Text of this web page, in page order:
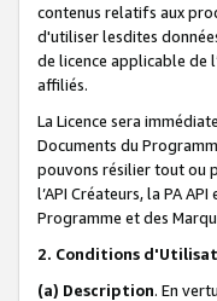
contenus relatifs aux
d'utiliser lesdites
de licence applicable de
affiliés.
La Licence sera
Documents du
pouvons résilier tout ou
l’API Créateurs, la PA
Programme et des
2. Conditions
(a) Description. En